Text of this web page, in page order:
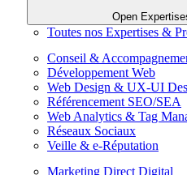
Open
Toutes nos Expertises &
Conseil &
Développement Web
Web Design & UX-UI
Référencement SEO/SEA
Web Analytics & Tag
Réseaux Sociaux
Veille & e-Réputation
Marketing Direct Digital